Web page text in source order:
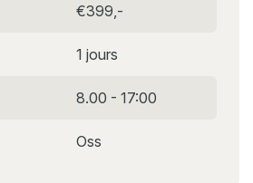
€399,-
1 jours
8.00 - 17:00
Oss